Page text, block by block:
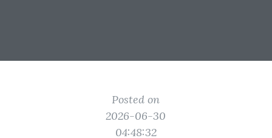
Posted on
2026-06-30
04:48:32